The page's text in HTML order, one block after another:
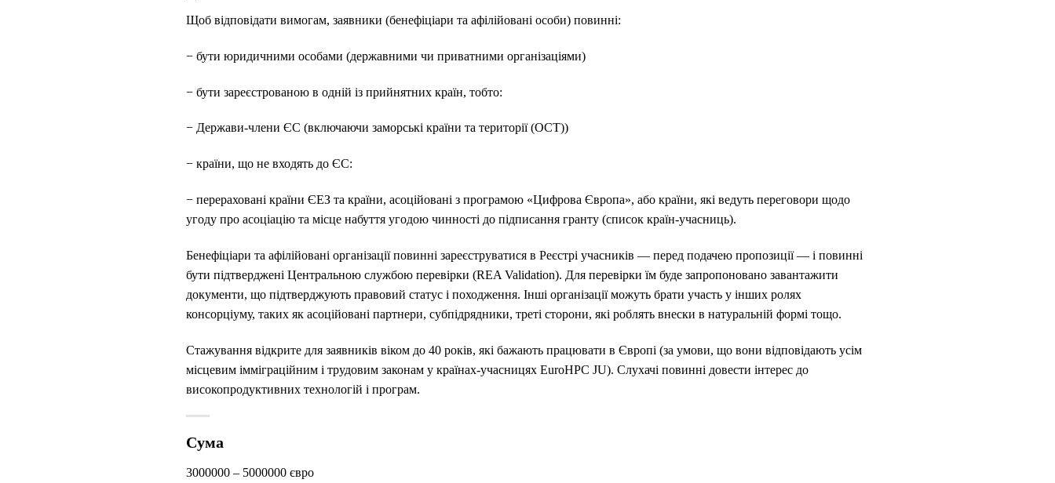
Щоб відповідати вимогам, заявники (бенефіціари та афілійовані особи) повинні:
− бути юридичними особами (державними чи приватними організаціями)
− бути зареєстрованою в одній із прийнятних країн, тобто:
− Держави-члени ЄС (включаючи заморські країни та території (OCT))
− країни, що не входять до ЄС:
− перераховані країни ЄЕЗ та країни, асоційовані з програмою «Цифрова Європа», або країни, які ведуть переговори щодо
угоду про асоціацію та місце набуття угодою чинності до підписання гранту (список країн-учасниць).
Бенефіціари та афілійовані організації повинні зареєструватися в Реєстрі учасників — перед подачею пропозиції — і повинні
бути підтверджені Центральною службою перевірки (REA Validation). Для перевірки їм буде запропоновано завантажити
документи, що підтверджують правовий статус і походження. Інші організації можуть брати участь у інших ролях
консорціуму, таких як асоційовані партнери, субпідрядники, треті сторони, які роблять внески в натуральній формі тощо.
Стажування відкрите для заявників віком до 40 років, які бажають працювати в Європі (за умови, що вони відповідають усім
місцевим імміграційним і трудовим законам у країнах-учасницях EuroHPC JU). Слухачі повинні довести інтерес до
високопродуктивних технологій і програм.
Сума
3000000 – 5000000 євро